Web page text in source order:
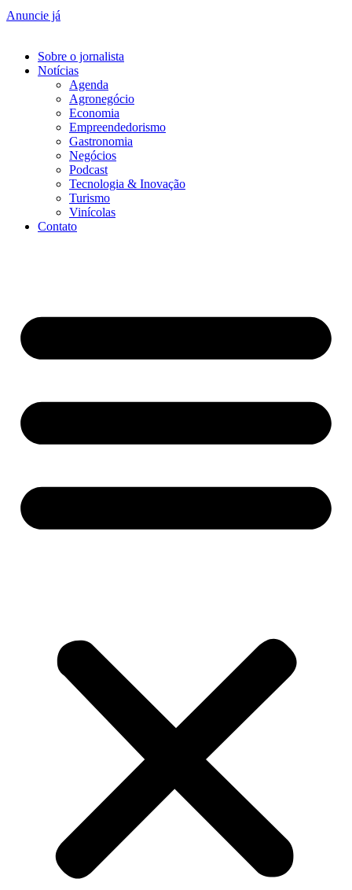
Anuncie já
Sobre o jornalista
Notícias
Agenda
Agronegócio
Economia
Empreendedorismo
Gastronomia
Negócios
Podcast
Tecnologia & Inovação
Turismo
Vinícolas
Contato